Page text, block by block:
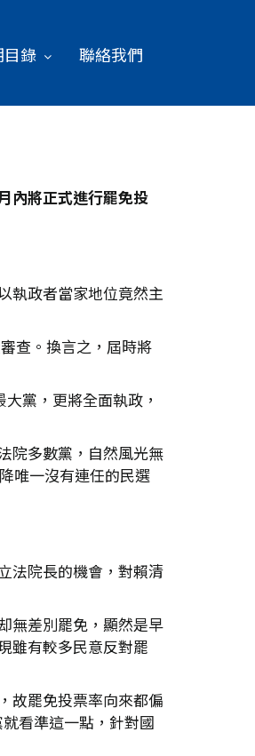
錄 聯絡我們
內將正式進行罷免投
執政者當家地位竟然主
查。換言之，屆時將
黨，更將全面執政，
院多數黨，自然風光無
唯一沒有連任的民選
法院長的機會，對賴清
無差別罷免，顯然是早
雖有較多民意反對罷
故罷免投票率向來都偏
看準這一點，針對國